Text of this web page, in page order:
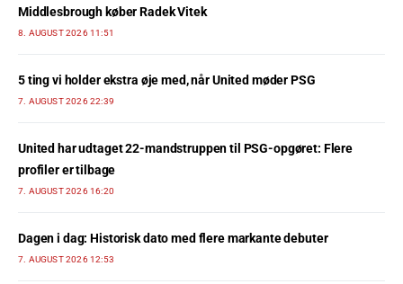
Middlesbrough køber Radek Vitek
8. AUGUST 2026 11:51
5 ting vi holder ekstra øje med, når United møder PSG
7. AUGUST 2026 22:39
United har udtaget 22-mandstruppen til PSG-opgøret: Flere
profiler er tilbage
7. AUGUST 2026 16:20
Dagen i dag: Historisk dato med flere markante debuter
7. AUGUST 2026 12:53